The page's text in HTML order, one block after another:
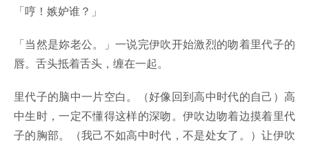
「哼！嫉妒谁？」
「当然是妳老公。」一说完伊吹开始激烈的吻着里代子的
唇。舌头抵着舌头，缠在一起。
里代子的脑中一片空白。（好像回到高中时代的自己）高
中生时，一定不懂得这样的深吻。伊吹边吻着边摸着里代
子的胸部。（我己不如高中时代，不是处女了。）让伊吹